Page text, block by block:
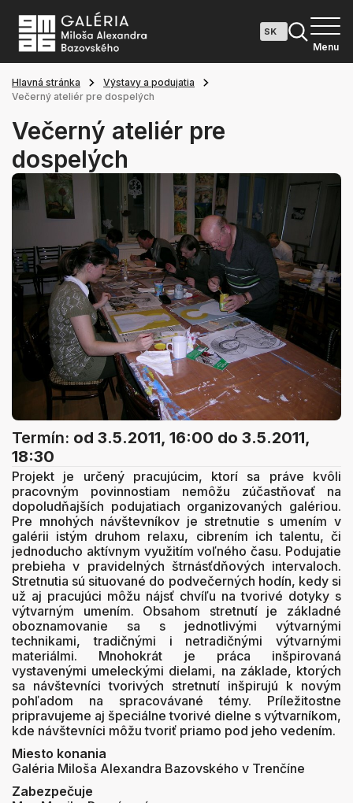
Menu
Hlavná stránka
Výstavy a podujatia
Večerný ateliér pre dospelých
Večerný ateliér pre
dospelých
Termín: od 3.5.2011, 16:00 do 3.5.2011,
18:30
Projekt je určený pracujúcim, ktorí sa práve kvôli
pracovným povinnostiam nemôžu zúčastňovať na
dopoludňajších podujatiach organizovaných galériou.
Pre mnohých návštevníkov je stretnutie s umením v
galérii istým druhom relaxu, cibrením ich talentu, či
jednoducho aktívnym využitím voľného času. Podujatie
prebieha v pravidelných štrnásťdňových intervaloch.
Stretnutia sú situované do podvečerných hodín, kedy si
už aj pracujúci môžu nájsť chvíľu na tvorivé dotyky s
výtvarným umením. Obsahom stretnutí je základné
oboznamovanie sa s jednotlivými výtvarnými
technikami, tradičnými i netradičnými výtvarnými
materiálmi. Mnohokrát je práca inšpirovaná
vystavenými umeleckými dielami, na základe, ktorých
sa návštevníci tvorivých stretnutí inšpirujú k novým
pohľadom na spracovávané témy. Príležitostne
pripravujeme aj špeciálne tvorivé dielne s výtvarníkom,
kde návštevníci môžu tvoriť priamo pod jeho vedením.
Miesto konania
Galéria Miloša Alexandra Bazovského v Trenčíne
Zabezpečuje